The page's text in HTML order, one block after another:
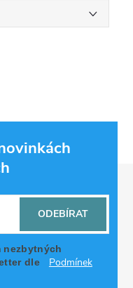
nezbytných
dle
Podmínek
ODEBÍRAT